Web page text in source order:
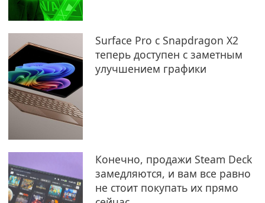
Surface Pro с Snapdragon X2
теперь доступен с заметным
улучшением графики
Конечно, продажи Steam Deck
замедляются, и вам все равно
не стоит покупать их прямо